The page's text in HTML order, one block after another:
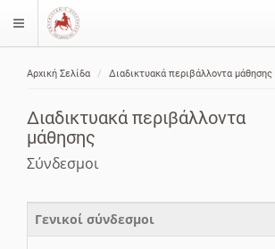
$langMenu
Αρχική Σελίδα Διαδικτυακά περιβάλλοντα μάθησης
Διαδικτυακά περιβάλλοντα
μάθησης
Σύνδεσμοι
Γενικοί σύνδεσμοι